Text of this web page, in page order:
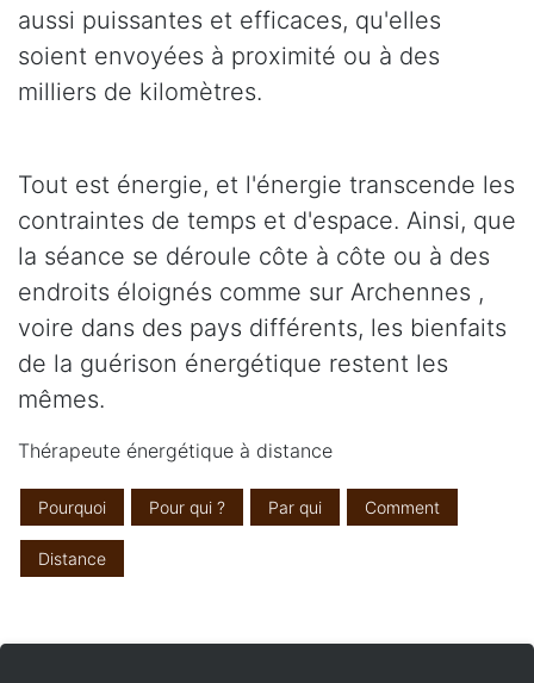
aussi puissantes et efficaces, qu'elles
soient envoyées à proximité ou à des
milliers de kilomètres.
Tout est énergie, et l'énergie transcende les
contraintes de temps et d'espace. Ainsi, que
la séance se déroule côte à côte ou à des
endroits éloignés comme sur Archennes ,
voire dans des pays différents, les bienfaits
de la guérison énergétique restent les
mêmes.
Thérapeute énergétique à distance
Pourquoi Pour qui ? Par qui Comment
Distance